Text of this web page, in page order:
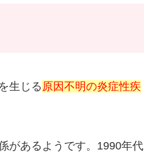
生じる 原因不明の炎症性疾
があるようです。1990年代